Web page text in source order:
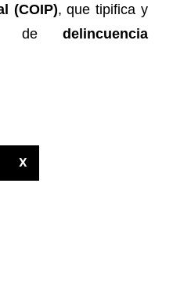
(COIP), que tipifica y
de delincuencia
X